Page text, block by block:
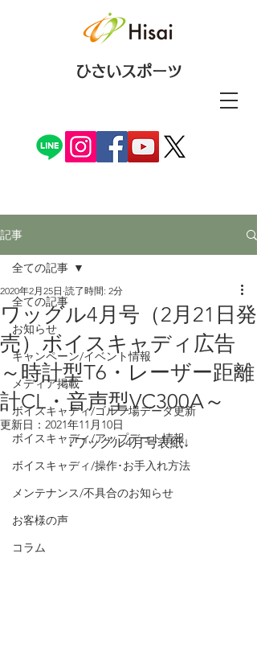
ひさいスポーツ
記事
全ての記事
お知らせ
キャンペーン/イベント情報
メディア掲載
ボイスキャディ/ゴルフ場データ更新
ボイスキャディ/アップデート情報
ボイスキャディ/操作･お手入れ方法
メンテナンス/不具合のお知らせ
お客様の声
コラム
全ての記事
ワッグル4月号（2月21日発
売）ボイスキャディ広告
～時計型T6・レーザー距離
計CL・音声型VC300A～
2020年2月25日 読了時間: 2分
更新日： 2021年11月10日
↓ワッグル4月号表紙↓